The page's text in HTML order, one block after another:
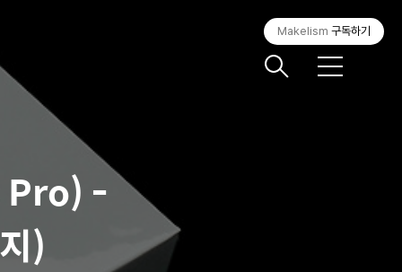
메
Pro) -
)
Makelism 구독하기